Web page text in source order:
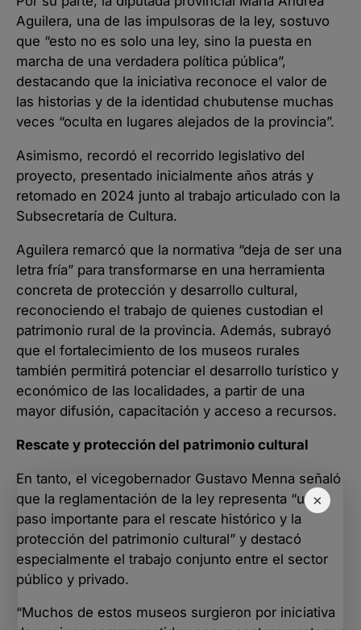
×
Aguilera, una de las impulsoras de la ley, sostuvo
que “esto no es solo una ley, sino la puesta en
marcha de una verdadera política pública”,
destacando que la iniciativa reconoce el valor de
las historias y de la identidad chubutense muchas
veces “oculta en lugares alejados de la provincia”.
Asimismo, recordó el recorrido legislativo del
proyecto, presentado inicialmente años atrás y
retomado en 2024 junto al trabajo articulado con la
Subsecretaría de Cultura.
Aguilera remarcó que la normativa “deja de ser una
letra fría” para transformarse en una herramienta
concreta de protección y desarrollo cultural,
reconociendo el trabajo de quienes custodian el
patrimonio rural de la provincia. Además, subrayó
que el fortalecimiento de los museos rurales
también permitirá potenciar el desarrollo turístico y
económico de las localidades, a partir de una
mayor difusión, capacitación y acceso a recursos.
Rescate y protección del patrimonio cultural
En tanto, el vicegobernador Gustavo Menna señaló
que la reglamentación de la ley representa “un
paso importante para el rescate histórico y la
protección del patrimonio cultural” y destacó
especialmente el trabajo conjunto entre el sector
público y privado.
“Muchos de estos museos surgieron por iniciativa